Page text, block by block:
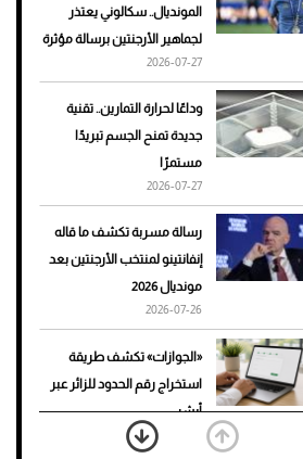
أحذية Mary Jane: ترف وأناقة
المونديال.. سكالوني يعتذر
لجماهير الأرجنتين برسالة مؤثرة
2026-07-27
وداعًا لحرارة التمارين.. تقنية
جديدة تمنح الجسم تبريدًا
مستمرًا
2026-07-27
رسالة مسربة تكشف ما قاله
إنفانتينو لمنتخب الأرجنتين بعد
مونديال 2026
2026-07-26
«الجوازات» تكشف طريقة
استخراج رقم الحدود للزائر عبر
أبشر
2026-07-26